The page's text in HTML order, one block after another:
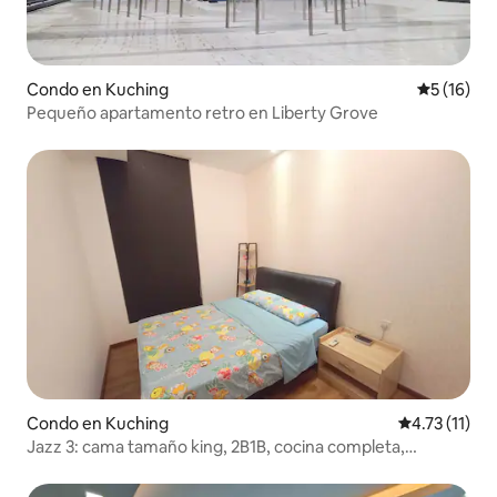
Condo en Kuching
5 (16)
Pequeño apartamento retro en Liberty Grove
Condo en Kuching Calificación
4.73 (11)
Jazz 3: cama tamaño king, 2B1B, cocina completa,